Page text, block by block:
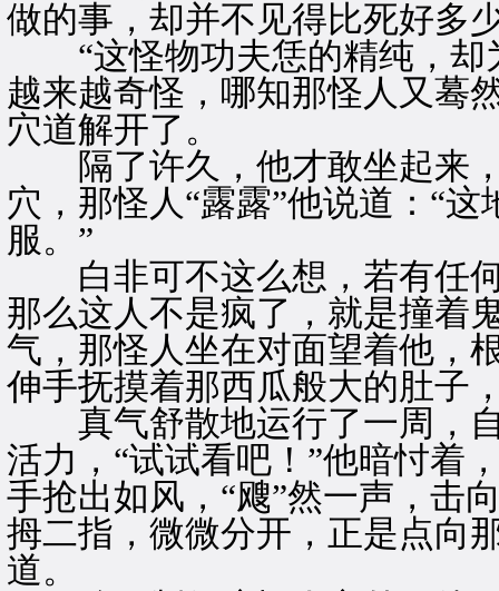
做的事，却并不见得比死好多
“这怪物功夫恁的精纯，却
越来越奇怪，哪知那怪人又蓦
穴道解开了。
隔了许久，他才敢坐起来，
穴，那怪人“露露”他说道：“
服。”
白非可不这么想，若有任何
那么这人不是疯了，就是撞着
气，那怪人坐在对面望着他，
伸手抚摸着那西瓜般大的肚子
真气舒散地运行了一周，自
活力，“试试看吧！”他暗忖着
手抢出如风，“飕”然一声，击
拇二指，微微分开，正是点向
道。